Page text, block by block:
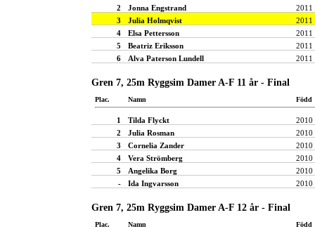
2
Jonna Engstrand
2011
3
Julia Holmqvist
2011
4
Elsa Pettersson
2011
5
Beatriz Eriksson
2011
6
Alva Paterson Lundell 2011
Gren 7, 25m Ryggsim Damer A-F 11 år - Final
Plac. Namn Född
1 Tilda Flyckt
2010
2
Julia Rosman
2010
3
Cornelia Zander
2010
4
Vera Strömberg
2010
5
Angelika Borg
2010
-
Ida Ingvarsson 2010
Gren 7, 25m Ryggsim Damer A-F 12 år - Final
Plac. Namn Född